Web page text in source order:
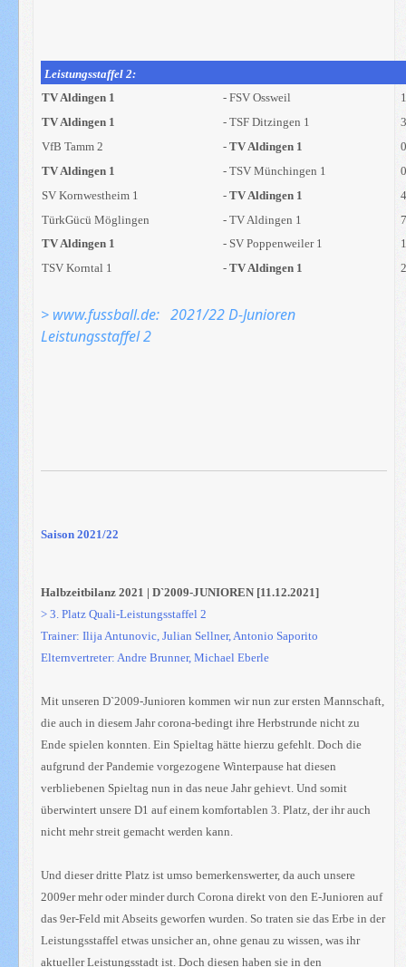
Leistungsstaffel 2:
TV Aldingen 1
- FSV Ossweil
TV Aldingen 1
- TSF Ditzingen 1
VfB Tamm 2
-TV Aldingen 1
TV Aldingen 1
- TSV Münchingen 1
SV Kornwestheim 1
-TV Aldingen 1
TürkGücü Möglingen
- TV Aldingen 1
TV Aldingen 1
- SV Poppenweiler 1
TSV Korntal 1
-TV Aldingen 1
> www.fussball.de: 2021/22 D-Junioren
Leistungsstaffel 2
Saison 2021/22
Halbzeitbilanz 2021 | D`2009-JUNIOREN [11.12.2021]
> 3. Platz Quali-Leistungsstaffel 2
Trainer: Ilija Antunovic, Julian Sellner, Antonio Saporito
Elternvertreter: Andre Brunner, Michael Eberle
Mit unseren D`2009-Junioren kommen wir nun zur ersten Mannschaft,
die auch in diesem Jahr corona-bedingt ihre Herbstrunde nicht zu
Ende spielen konnten. Ein Spieltag hätte hierzu gefehlt. Doch die
aufgrund der Pandemie vorgezogene Winterpause hat diesen
verbliebenen Spieltag nun in das neue Jahr gehievt. Und somit
überwintert unsere D1 auf einem komfortablen 3. Platz, der ihr auch
nicht mehr streit gemacht werden kann.
Und dieser dritte Platz ist umso bemerkenswerter, da auch unsere
2009er mehr oder minder durch Corona direkt von den E-Junioren auf
das 9er-Feld mit Abseits geworfen wurden. So traten sie das Erbe in der
Leistungsstaffel etwas unsicher an, ohne genau zu wissen, was ihr
aktueller Leistungsstadt ist. Doch diesen haben sie in den